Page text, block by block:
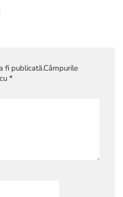
fi publicată.Câmpurile
*